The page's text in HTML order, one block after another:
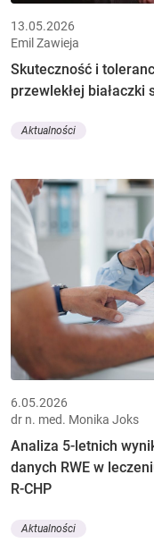
13.05.2026
Emil Zawieja
Skuteczność i
przewlekłej białaczki
Aktualności
6.05.2026
dr n. med. Monika Joks
Analiza 5-letnich
danych RWE w
R-CHP
Aktualności